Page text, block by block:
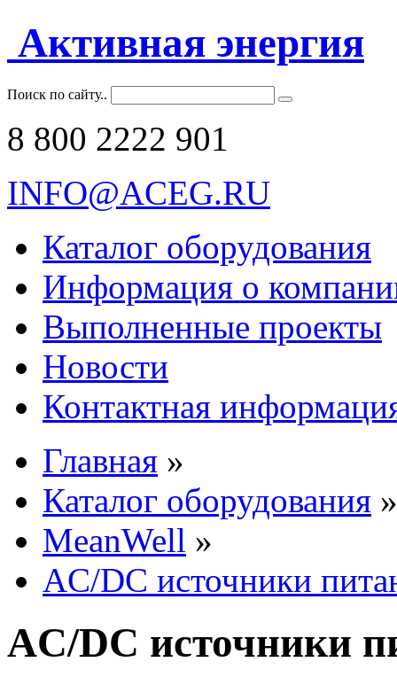
Активная энергия
Поиск по сайту..
8 800 2222 901
INFO@ACEG.RU
Каталог оборудования
Информация о
Выполненные проекты
Новости
Контактная
Главная »
Каталог оборудования »
MeanWell »
AC/DC источники
AC/DC источники